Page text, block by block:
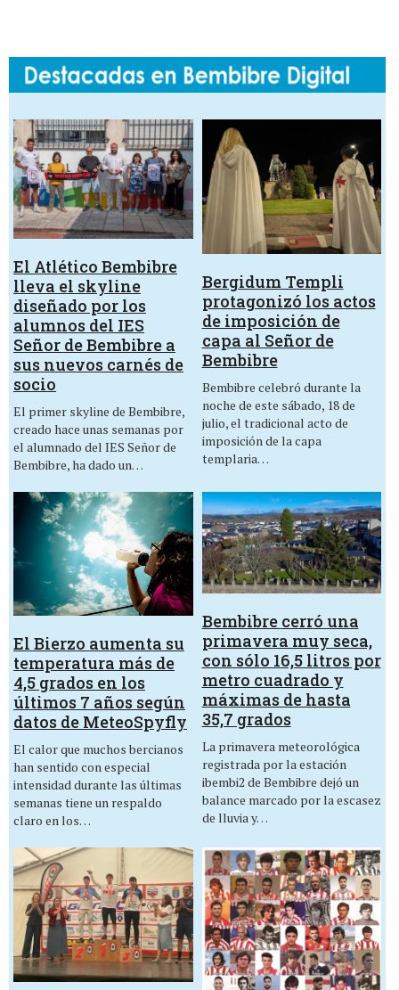
El Atlético Bembibre
lleva el skyline
diseñado por los
alumnos del IES
Señor de Bembibre a
sus nuevos carnés de
socio
El primer skyline de Bembibre,
creado hace unas semanas por
el alumnado del IES Señor de
Bembibre, ha dado un…
Bergidum Templi
protagonizó los actos
de imposición de
capa al Señor de
Bembibre
Bembibre celebró durante la
noche de este sábado, 18 de
julio, el tradicional acto de
imposición de la capa
templaria…
El Bierzo aumenta su
temperatura más de
4,5 grados en los
últimos 7 años según
datos de MeteoSpyfly
El calor que muchos bercianos
han sentido con especial
intensidad durante las últimas
semanas tiene un respaldo
claro en los…
Bembibre cerró una
primavera muy seca,
con sólo 16,5 litros por
metro cuadrado y
máximas de hasta
35,7 grados
La primavera meteorológica
registrada por la estación
ibembi2 de Bembibre dejó un
balance marcado por la escasez
de lluvia y…